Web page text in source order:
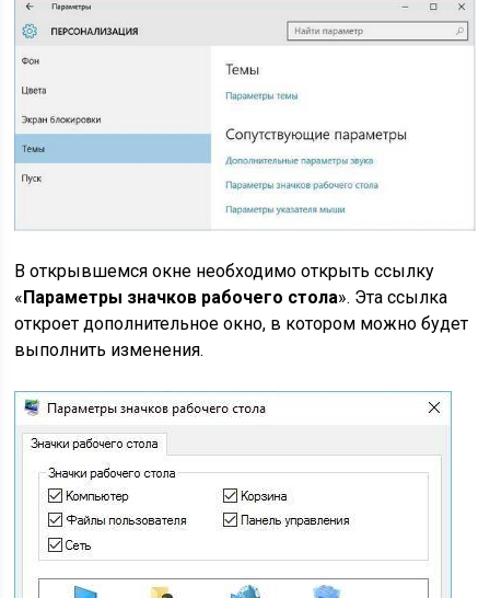
В открывшемся окне необходимо открыть ссылку
« Параметры значков рабочего стола». Эта ссылка
откроет дополнительное окно, в котором можно будет
выполнить изменения.